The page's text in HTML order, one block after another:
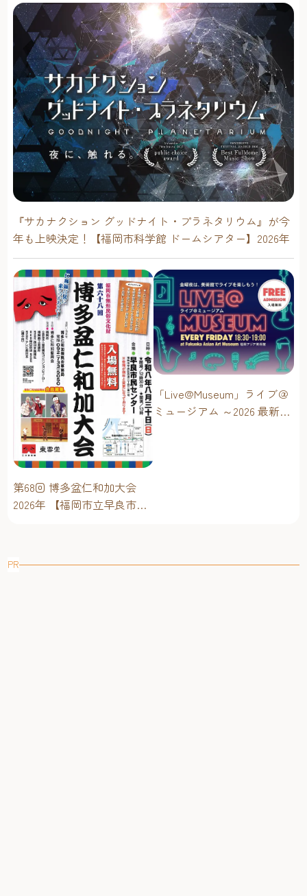
『サカナクション グッドナイト・プラネタリウム』が今
年も上映決定！【福岡市科学館 ドームシアター】2026年
第68回 博多盆仁和加大会
2026年 【福岡市立早良市民
「Live@Museum」ライブ＠
ミュージアム ～2026 最新イ
PR